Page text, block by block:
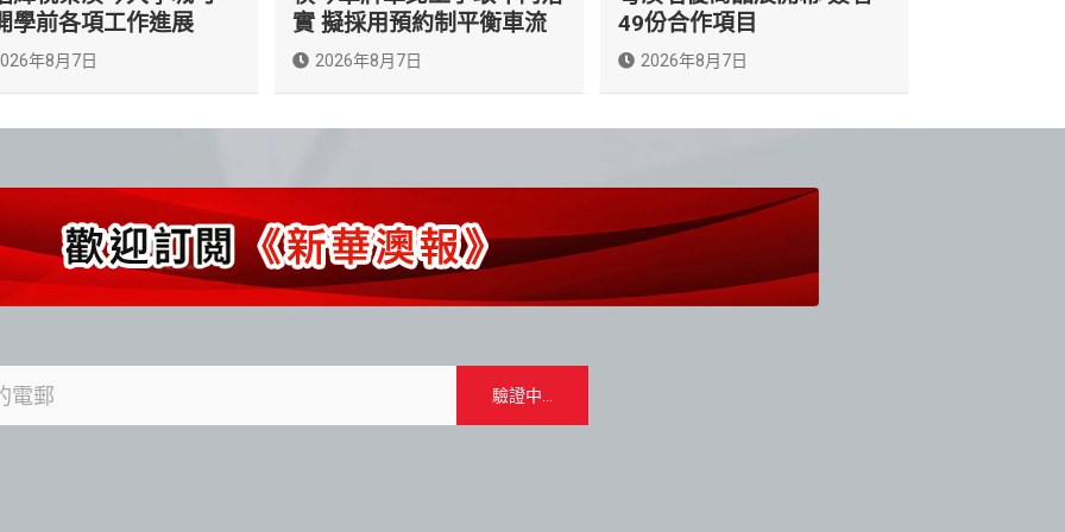
學前各項工作進展
年8月7日
實 擬採用預約制平衡車流
2026年8月7日
49份合作項目
2026年8月7日